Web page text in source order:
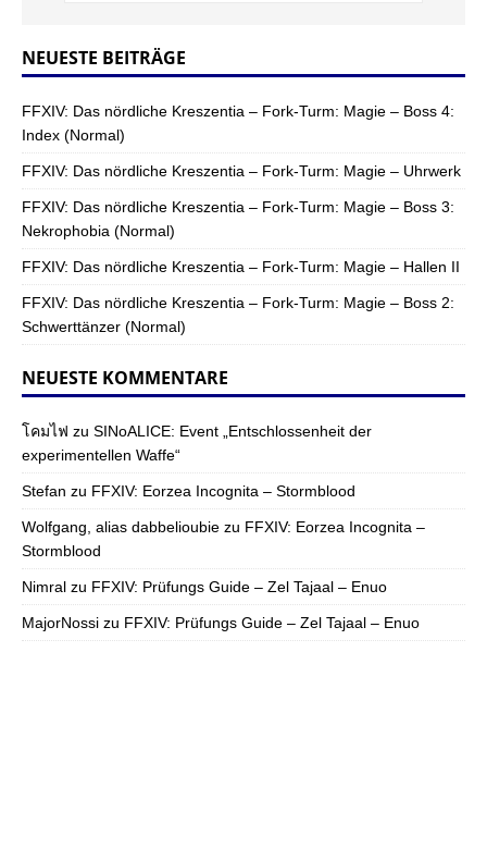
NEUESTE BEITRÄGE
FFXIV: Das nördliche Kreszentia – Fork-Turm: Magie – Boss 4:
Index (Normal)
FFXIV: Das nördliche Kreszentia – Fork-Turm: Magie – Uhrwerk
FFXIV: Das nördliche Kreszentia – Fork-Turm: Magie – Boss 3:
Nekrophobia (Normal)
FFXIV: Das nördliche Kreszentia – Fork-Turm: Magie – Hallen II
FFXIV: Das nördliche Kreszentia – Fork-Turm: Magie – Boss 2:
Schwerttänzer (Normal)
NEUESTE KOMMENTARE
โคมไฟ zu SINoALICE: Event „Entschlossenheit der
experimentellen Waffe“
Stefan zu FFXIV: Eorzea Incognita – Stormblood
Wolfgang, alias dabbelioubie zu FFXIV: Eorzea Incognita –
Stormblood
Nimral zu FFXIV: Prüfungs Guide – Zel Tajaal – Enuo
MajorNossi zu FFXIV: Prüfungs Guide – Zel Tajaal – Enuo